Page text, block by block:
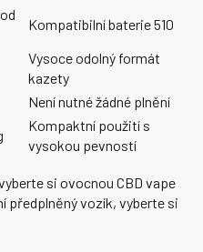
Kompatibilní baterie 510
Vysoce odolný formát
kazety
Není nutné žádné plnění
Kompaktní použití s
vysokou pevností
si ovocnou CBD vape
předplněný vozík, vyberte si